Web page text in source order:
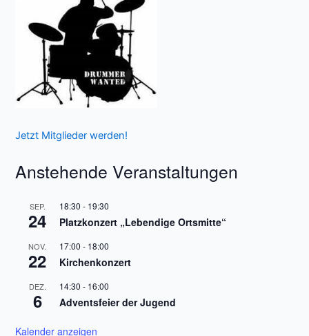
Jetzt Mitglieder werden!
Anstehende Veranstaltungen
SEP.
24
18:30 - 19:30
Platzkonzert „Lebendige Ortsmitte“
NOV.
22
17:00 - 18:00
Kirchenkonzert
DEZ.
6
14:30 - 16:00
Adventsfeier der Jugend
Kalender anzeigen